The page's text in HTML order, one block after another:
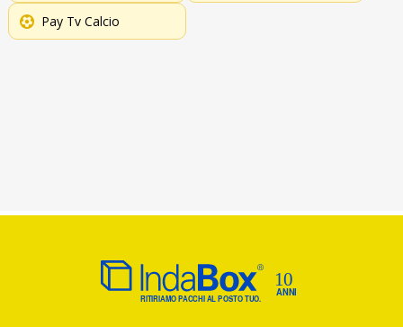
Pay Tv Calcio